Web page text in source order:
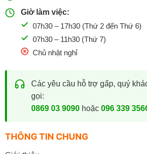
Giờ làm việc:
07h30 – 17h30 (Thứ 2 đến Thứ 6)
07h30 – 11h30 (Thứ 7)
Chủ nhật nghỉ
Các yêu cầu hỗ trợ gấp, quý
gọi:
0869 03 9090hoặc 096 339
THÔNG TIN CHUNG